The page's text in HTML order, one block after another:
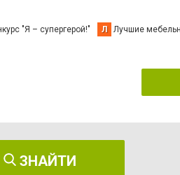
"Я – супергерой!" Л Лучшие
ЗНАЙТИ